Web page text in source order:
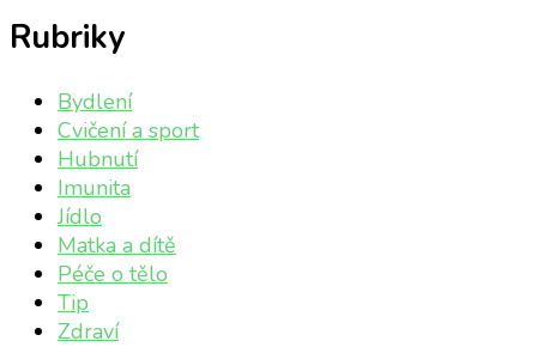
Rubriky
Bydlení
Cvičení a sport
Hubnutí
Imunita
Jídlo
Matka a dítě
Péče o tělo
Tip
Zdraví